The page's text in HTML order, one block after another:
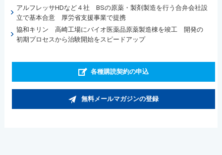
アルフレッサHDなど４社 BSの原薬・製剤製造を行う合弁会社設
立で基本合意 厚労省支援事業で提携
協和キリン 高崎工場にバイオ医薬品原薬製造棟を竣工 開発の
初期プロセスから治験開始をスピードアップ
各種購読契約の申込
無料メールマガジンの登録